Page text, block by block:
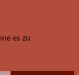
es zu